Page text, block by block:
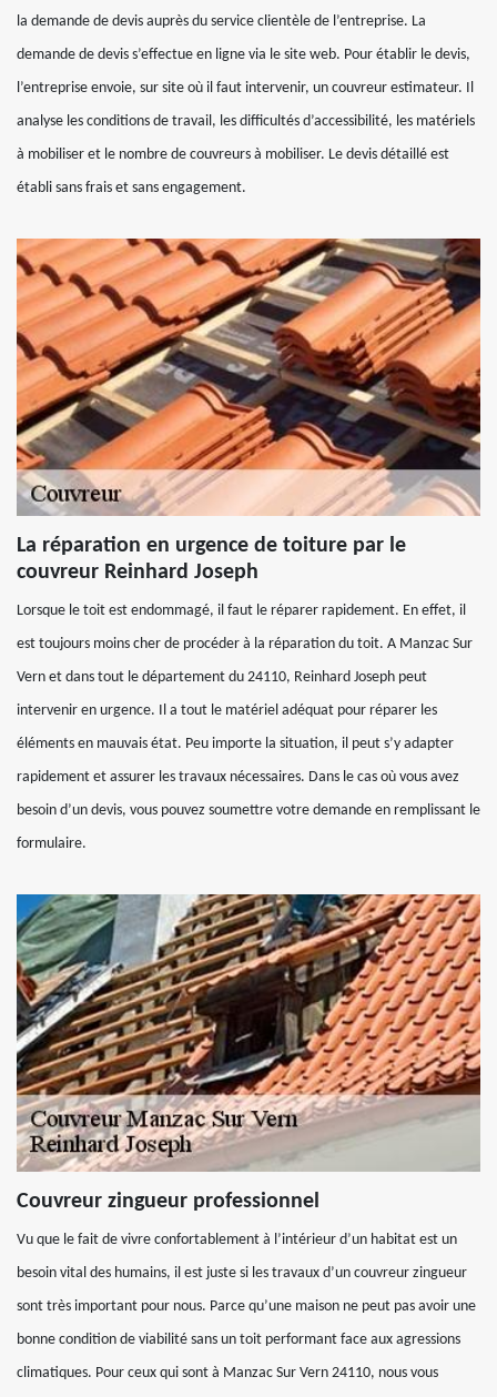
la demande de devis auprès du service clientèle de l’entreprise. La
demande de devis s’effectue en ligne via le site web. Pour établir le devis,
l’entreprise envoie, sur site où il faut intervenir, un couvreur estimateur. Il
analyse les conditions de travail, les difficultés d’accessibilité, les matériels
à mobiliser et le nombre de couvreurs à mobiliser. Le devis détaillé est
établi sans frais et sans engagement.
La réparation en urgence de toiture par le
couvreur Reinhard Joseph
Lorsque le toit est endommagé, il faut le réparer rapidement. En effet, il
est toujours moins cher de procéder à la réparation du toit. A Manzac Sur
Vern et dans tout le département du 24110, Reinhard Joseph peut
intervenir en urgence. Il a tout le matériel adéquat pour réparer les
éléments en mauvais état. Peu importe la situation, il peut s’y adapter
rapidement et assurer les travaux nécessaires. Dans le cas où vous avez
besoin d’un devis, vous pouvez soumettre votre demande en remplissant le
formulaire.
Couvreur zingueur professionnel
Vu que le fait de vivre confortablement à l’intérieur d’un habitat est un
besoin vital des humains, il est juste si les travaux d’un couvreur zingueur
sont très important pour nous. Parce qu’une maison ne peut pas avoir une
bonne condition de viabilité sans un toit performant face aux agressions
climatiques. Pour ceux qui sont à Manzac Sur Vern 24110, nous vous